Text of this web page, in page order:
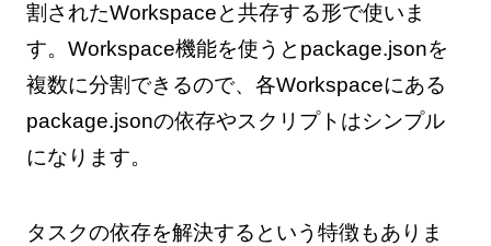
割されたWorkspaceと共存する形で使いま
す。Workspace機能を使うとpackage.jsonを
複数に分割できるので、各Workspaceにある
package.jsonの依存やスクリプトはシンプル
になります。
タスクの依存を解決するという特徴もありま